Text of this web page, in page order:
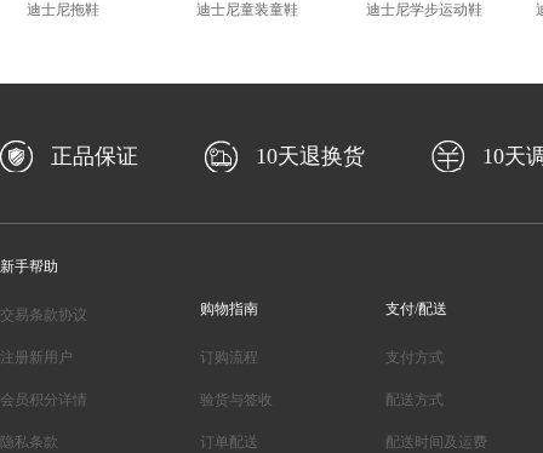
迪士尼拖鞋
迪士尼童装童鞋 迪士尼学步运动鞋
正品保证 10天退换货 10天
新手帮助
交易条款协议
注册新用户
会员积分详情
隐私条款
购物指南
订购流程
验货与签收
订单配送
支付/配送
支付方式
配送方式
配送时间及运费